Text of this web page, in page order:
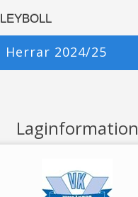
Herrar 2024/25
Laginformation